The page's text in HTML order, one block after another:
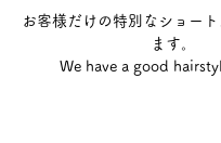
お客様だけの特別なショー
ます。
We have a good